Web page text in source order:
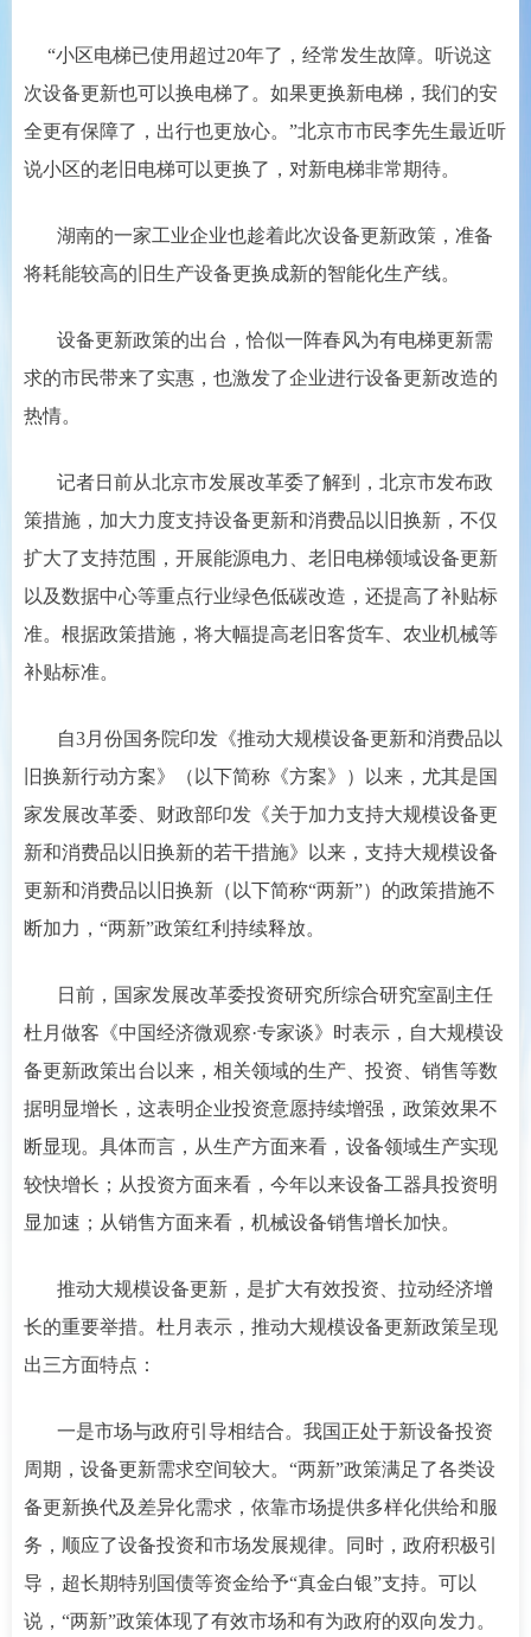
“小区电梯已使用超过20年了，经常发生故障。听说这
次设备更新也可以换电梯了。如果更换新电梯，我们的安
全更有保障了，出行也更放心。”北京市市民李先生最近听
说小区的老旧电梯可以更换了，对新电梯非常期待。
湖南的一家工业企业也趁着此次设备更新政策，准备
将耗能较高的旧生产设备更换成新的智能化生产线。
设备更新政策的出台，恰似一阵春风为有电梯更新需
求的市民带来了实惠，也激发了企业进行设备更新改造的
热情。
记者日前从北京市发展改革委了解到，北京市发布政
策措施，加大力度支持设备更新和消费品以旧换新，不仅
扩大了支持范围，开展能源电力、老旧电梯领域设备更新
以及数据中心等重点行业绿色低碳改造，还提高了补贴标
准。根据政策措施，将大幅提高老旧客货车、农业机械等
补贴标准。
自3月份国务院印发《推动大规模设备更新和消费品以
旧换新行动方案》（以下简称《方案》）以来，尤其是国
家发展改革委、财政部印发《关于加力支持大规模设备更
新和消费品以旧换新的若干措施》以来，支持大规模设备
更新和消费品以旧换新（以下简称“两新”）的政策措施不
断加力，“两新”政策红利持续释放。
日前，国家发展改革委投资研究所综合研究室副主任
杜月做客《中国经济微观察·专家谈》时表示，自大规模设
备更新政策出台以来，相关领域的生产、投资、销售等数
据明显增长，这表明企业投资意愿持续增强，政策效果不
断显现。具体而言，从生产方面来看，设备领域生产实现
较快增长；从投资方面来看，今年以来设备工器具投资明
显加速；从销售方面来看，机械设备销售增长加快。
推动大规模设备更新，是扩大有效投资、拉动经济增
长的重要举措。杜月表示，推动大规模设备更新政策呈现
出三方面特点：
一是市场与政府引导相结合。我国正处于新设备投资
周期，设备更新需求空间较大。“两新”政策满足了各类设
备更新换代及差异化需求，依靠市场提供多样化供给和服
务，顺应了设备投资和市场发展规律。同时，政府积极引
导，超长期特别国债等资金给予“真金白银”支持。可以
说，“两新”政策体现了有效市场和有为政府的双向发力。